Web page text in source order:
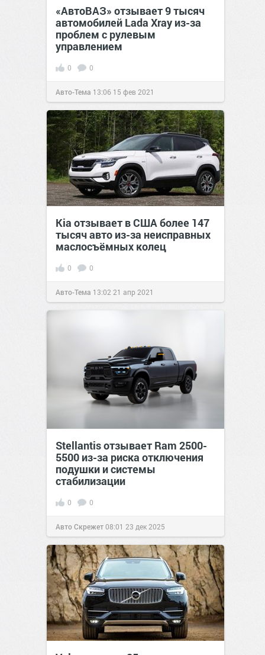
«АвтоВАЗ» отзывает 9 тысяч
автомобилей Lada Xray из-за
проблем с рулевым
управлением
0 0
Авто-Тема 13:06 15 фев 2021
Kia отзывает в США более 147
тысяч авто из-за неисправных
маслосъёмных колец
0 0
Авто-Тема 13:02 21 апр 2021
Stellantis отзывает Ram 2500-
5500 из-за риска отключения
подушки и системы
стабилизации
0 0
Авто Скрежет08:01 23 дек 2025